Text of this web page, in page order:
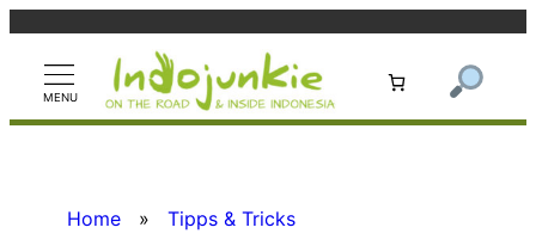
springen
Home » Tipps & Tricks